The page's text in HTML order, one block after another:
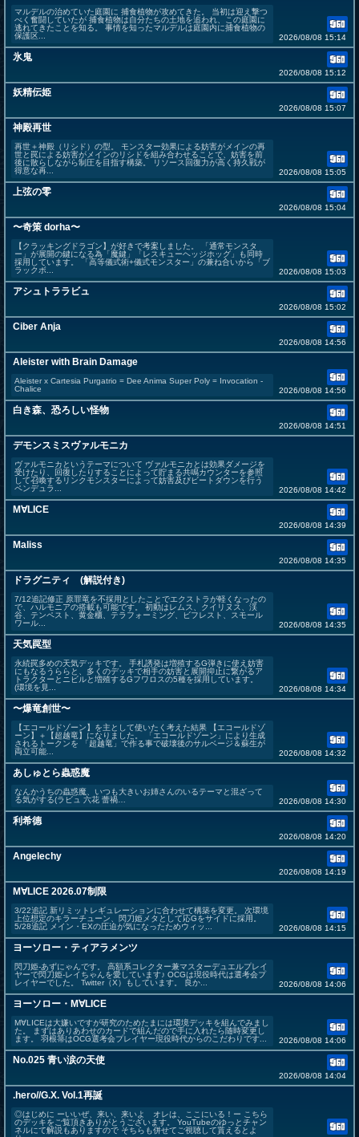
マルデルの治めていた庭園に 捕食植物が攻めてきた。 当初は迎え撃つ
べく奮闘していたが 捕食植物は自分たちの土地を追われ、この庭園に
逃れてきたことを知る。 事情を知ったマルデルは庭園内に捕食植物の
保護区...
2026/08/08 15:14
氷鬼
2026/08/08 15:12
妖精伝姫
2026/08/08 15:07
神殿再世
再世＋神殿（リシド）の型。 モンスター効果による妨害がメインの再
世と罠による妨害がメインのリシドを組み合わせることで、妨害を前
後に散らしながら制圧を目指す構築。 リソース回復力が高く持久戦が
得意な再...
2026/08/08 15:05
上弦の零
2026/08/08 15:04
〜奇策 dorha〜
【クラッキングドラゴン】が好きで考案しました。 「通常モンスタ
ー」が展開の鍵になる為「魔鍵」「レスキューヘッジホッグ」も同時
採用しています。 「高等儀式術+儀式モンスター」の兼ね合いから「ブ
ラックボ...
2026/08/08 15:03
アシュトララビュ
2026/08/08 15:02
Ciber Anja
2026/08/08 14:56
Aleister with Brain Damage
Aleister x Cartesia Purgatrio = Dee Anima Super Poly = Invocation -
Chalice
2026/08/08 14:56
白き森、恐ろしい怪物
2026/08/08 14:51
デモンスミスヴァルモニカ
ヴァルモニカというテーマについて ヴァルモニカとは効果ダメージを
受けたり、回復したりすることによって貯まる共鳴カウンターを参照
して召喚するリンクモンスターによって妨害及びビートダウンを行う
ペンデュラ...
2026/08/08 14:42
M∀LICE
2026/08/08 14:39
Maliss
2026/08/08 14:35
ドラグニティ (解説付き)
7/12追記修正 原罪竜を不採用としたことでエクストラが軽くなったの
で、ハルモニアの搭載も可能です。 初動はレムス、クイリヌス、渓
谷、テンペスト、黄金櫃、テラフォーミング、ビフレスト、スモール
ワール...
2026/08/08 14:35
天気罠型
永続罠多めの天気デッキです。 手札誘発は増殖するG弾きに使え妨害
にもなるうららと、多くのデッキで相手の妨害と展開抑止に繋がるア
トラクターとニビルと増殖するGフワロスの5種を採用しています。
(環境を見...
2026/08/08 14:34
〜爆竜創世〜
【エコールドゾーン】を主として使いたく考えた結果 【エコールドゾ
ーン】＋【超越竜】になりました。 「エコールドゾーン」により生成
されるトークンを 「超越竜」で作る事で破壊後のサルベージ＆蘇生が
両立可能...
2026/08/08 14:32
あしゅとら蟲惑魔
なんかうちの蟲惑魔、いつも大きいお姉さんのいるテーマと混ざって
る気がする(ラビュ 六花 蕾禍…
2026/08/08 14:30
利希德
2026/08/08 14:20
Angelechy
2026/08/08 14:19
M∀LICE 2026.07制限
3/22追記 新リミットレギュレーションに合わせて構築を変更。 次環境
上位想定のキラーチューン、閃刀姫メタとして応Gをサイドに採用。
5/28追記 メイン・EXの圧迫が気になったためウィッ...
2026/08/08 14:15
ヨーソロー・ティアラメンツ
閃刀姫-あずにゃんです。 高額系コレクター兼マスターデュエルプレイ
ヤーで閃刀姫-レイちゃんを愛しています♪ OCGは現役時代は選考会プ
レイヤーでした。 Twitter（X）もしています。 良か...
2026/08/08 14:06
ヨーソロー・M∀LICE
M∀LICEは大嫌いですが研究のためたまには環境デッキを組んでみまし
た。 まずはありあわせのカードで組んだので手に入れたら随時変更し
ます。 羽根箒はOCG選考会プレイヤー現役時代からのこだわりです...
2026/08/08 14:06
No.025 青い涙の天使
2026/08/08 14:04
.hero//G.X. Vol.1再誕
◎はじめに ーいいぜ、来い、来いよ オレは、ここにいる！ー こちら
のデッキをご覧頂きありがとうございます。 YouTubeのゆっとチャン
ネルにて解説もありますので そちらも併せてご視聴して貰えるとよ